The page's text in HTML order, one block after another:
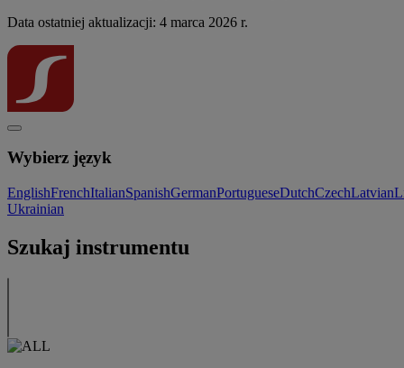
Data ostatniej aktualizacji: 4 marca 2026 r.
Wybierz język
EnglishFrenchItalianSpanishGermanPortugueseDutchCzechLatvian
Ukrainian
Szukaj instrumentu